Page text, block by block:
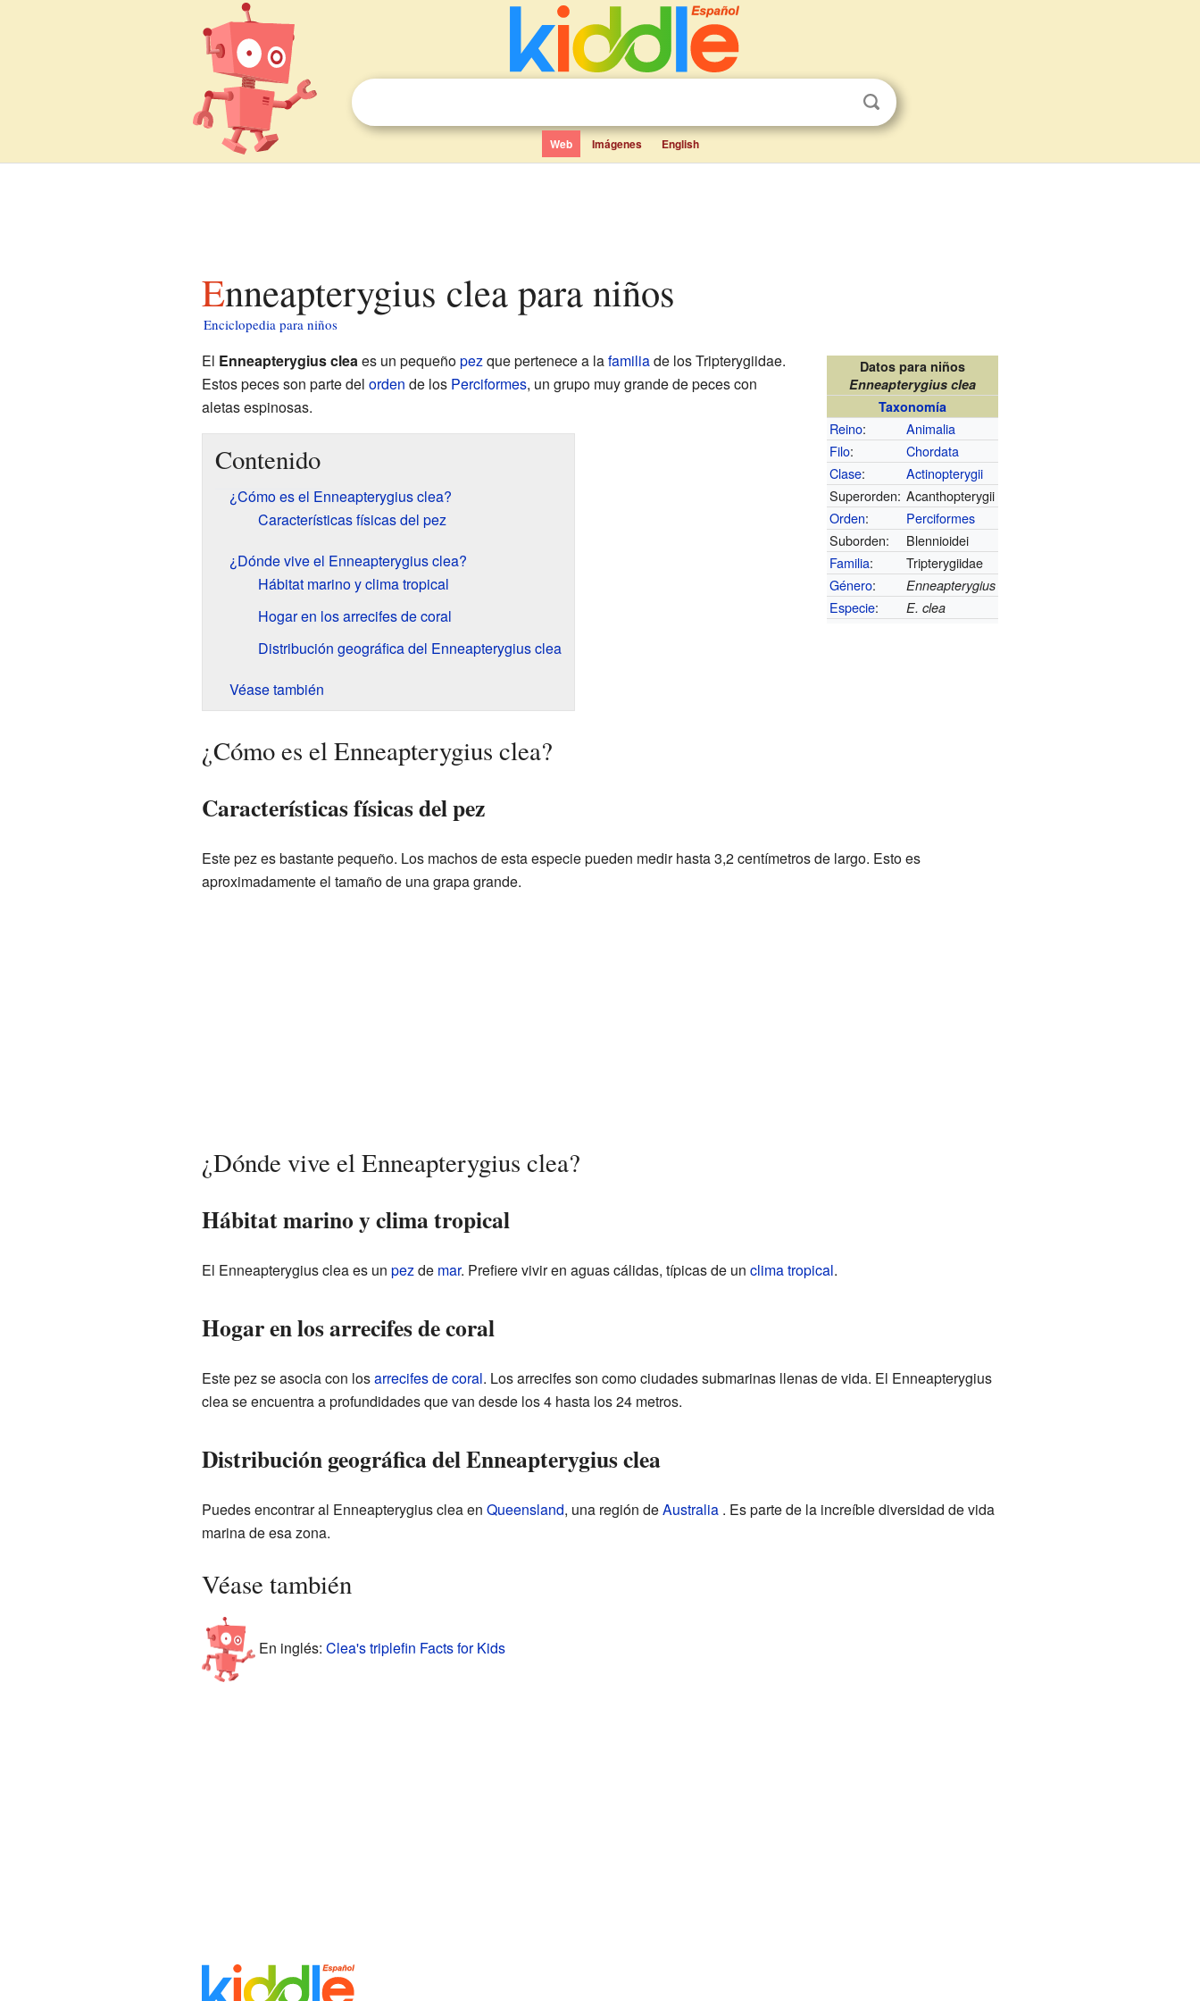
Web Imágenes English
Enneapterygius clea para niños
Enciclopedia para niños
Datos para niños
Enneapterygius clea
Taxonomía
Reino:
Animalia
Filo:
Chordata
Clase:
Actinopterygii
Superorden: Acanthopterygii
Orden:
Perciformes
Suborden:
Blennioidei
Familia:
Tripterygiidae
Género: Enneapterygius
Especie: E. clea
El Enneapterygius cleaes un pequeñopezque pertenece a lafamiliade los Tripterygiidae.
Estos peces son parte del orden de los Perciformes, un grupo muy grande de peces con
aletas espinosas.
Contenido
¿Cómo es el Enneapterygius clea?
Características físicas del pez
¿Dónde vive el Enneapterygius clea?
Hábitat marino y clima tropical
Hogar en los arrecifes de coral
Distribución geográfica del Enneapterygius clea
Véase también
¿Cómo es el Enneapterygius clea?
Características físicas del pez
Este pez es bastante pequeño. Los machos de esta especie pueden medir hasta 3,2 centímetros de largo. Esto es
aproximadamente el tamaño de una grapa grande.
¿Dónde vive el Enneapterygius clea?
Hábitat marino y clima tropical
El Enneapterygius clea es un pezde mar. Prefiere vivir en aguas cálidas, típicas de un clima tropical.
Hogar en los arrecifes de coral
Este pez se asocia con losarrecifes de coral. Los arrecifes son como ciudades submarinas llenas de vida. El Enneapterygius
clea se encuentra a profundidades que van desde los 4 hasta los 24 metros.
Distribución geográfica del Enneapterygius clea
Puedes encontrar al Enneapterygius clea en Queensland, una región deAustralia. Es parte de la increíble diversidad de vida
marina de esa zona.
Véase también
En inglés: Clea's triplefin Facts for Kids